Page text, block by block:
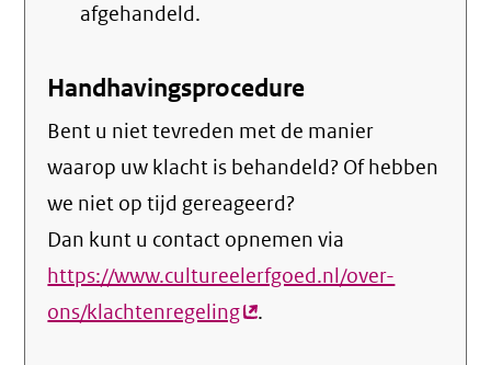
afgehandeld.
Handhavingsprocedure
Bent u niet tevreden met de manier
waarop uw klacht is behandeld? Of hebben
we niet op tijd gereageerd?
Dan kunt u contact opnemen via
https://www.cultureelerfgoed.nl/over-
ons/klachtenregeling(externe
.